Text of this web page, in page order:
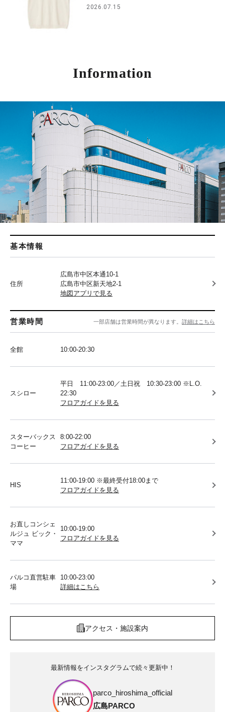
2026.07.15
Information
基本情報
住所
広島市中区本通10-1
広島市中区新天地2-1
地図アプリで見る
営業時間 一部店舗は営業時間が異なります。 詳細はこちら
全館 10:00-20:30
スシロー
平日 11:00-23:00／土日祝 10:30-23:00 ※L.O.
22:30
フロアガイドを見る
スターバックス
コーヒー
8:00-22:00
フロアガイドを見る
HIS
11:00-19:00 ※最終受付18:00まで
フロアガイドを見る
お直しコンシェ
ルジュ ビック・
ママ
10:00-19:00
フロアガイドを見る
パルコ直営駐車
場
10:00-23:00
詳細はこちら
アクセス・施設案内
最新情報をインスタグラムで続々更新中！
parco_hiroshima_official
広島PARCO